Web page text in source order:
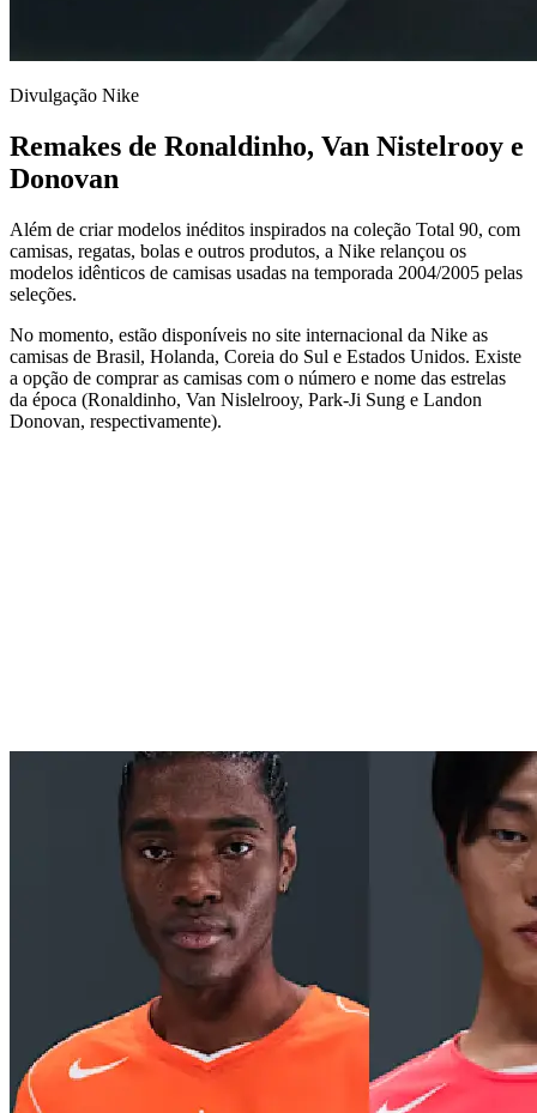
Divulgação Nike
Remakes de Ronaldinho, Van Nistelrooy e
Donovan
Além de criar modelos inéditos inspirados na coleção Total 90, com
camisas, regatas, bolas e outros produtos, a Nike relançou os
modelos idênticos de camisas usadas na temporada 2004/2005 pelas
seleções.
No momento, estão disponíveis no site internacional da Nike as
camisas de Brasil, Holanda, Coreia do Sul e Estados Unidos. Existe
a opção de comprar as camisas com o número e nome das estrelas
da época (Ronaldinho, Van Nislelrooy, Park-Ji Sung e Landon
Donovan, respectivamente).